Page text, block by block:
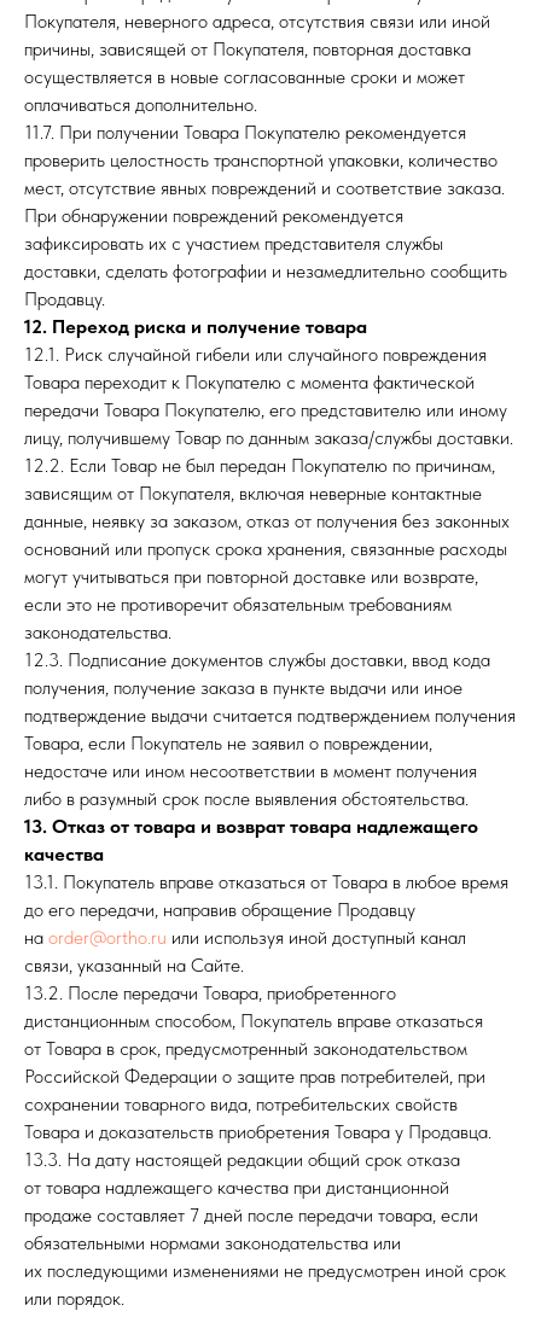
Покупателя, неверного адреса, отсутствия связи или иной
причины, зависящей от Покупателя, повторная доставка
осуществляется в новые согласованные сроки и может
оплачиваться дополнительно.
11.7. При получении Товара Покупателю рекомендуется
проверить целостность транспортной упаковки, количество
мест, отсутствие явных повреждений и соответствие заказа.
При обнаружении повреждений рекомендуется
зафиксировать их с участием представителя службы
доставки, сделать фотографии и незамедлительно сообщить
Продавцу.
12. Переход риска и получение товара
12.1. Риск случайной гибели или случайного повреждения
Товара переходит к Покупателю с момента фактической
передачи Товара Покупателю, его представителю или иному
лицу, получившему Товар по данным заказа/службы доставки.
12.2. Если Товар не был передан Покупателю по причинам,
зависящим от Покупателя, включая неверные контактные
данные, неявку за заказом, отказ от получения без законных
оснований или пропуск срока хранения, связанные расходы
могут учитываться при повторной доставке или возврате,
если это не противоречит обязательным требованиям
законодательства.
12.3. Подписание документов службы доставки, ввод кода
получения, получение заказа в пункте выдачи или иное
подтверждение выдачи считается подтверждением получения
Товара, если Покупатель не заявил о повреждении,
недостаче или ином несоответствии в момент получения
либо в разумный срок после выявления обстоятельства.
13. Отказ от товара и возврат товара надлежащего
качества
13.1. Покупатель вправе отказаться от Товара в любое время
до его передачи, направив обращение Продавцу
на order@ortho.ru или используя иной доступный канал
связи, указанный на Сайте.
13.2. После передачи Товара, приобретенного
дистанционным способом, Покупатель вправе отказаться
от Товара в срок, предусмотренный законодательством
Российской Федерации о защите прав потребителей, при
сохранении товарного вида, потребительских свойств
Товара и доказательств приобретения Товара у Продавца.
13.3. На дату настоящей редакции общий срок отказа
от товара надлежащего качества при дистанционной
продаже составляет 7 дней после передачи товара, если
обязательными нормами законодательства или
их последующими изменениями не предусмотрен иной срок
или порядок.